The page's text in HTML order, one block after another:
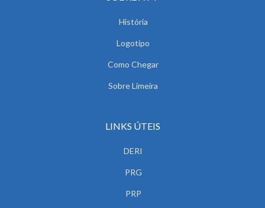
História
Logotipo
Como Chegar
Sobre Limeira
LINKS ÚTEIS
DERI
PRG
PRP